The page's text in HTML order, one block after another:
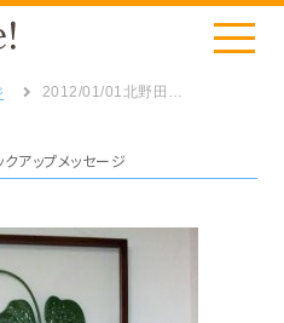
2012/01/01北野田スタジオ・Yさん
クアップメッセージ